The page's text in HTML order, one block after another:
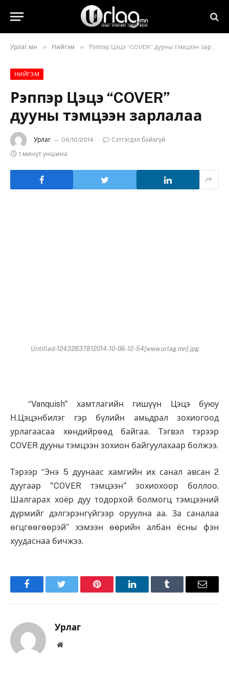
Урлаг.мн » Нийгэм » Рэппэр Цэцэ “COVER” дууны тэмцээн зарлалаа
НИЙГЭМ
Рэппэр Цэцэ “COVER”
дууны тэмцээн зарлалаа
Урлаг 06/10/2014
Сэтгэгдэл байхгүй
1 минут уншина
Untitled-12432837812014-10-06-12-54[www.urlag.mn].jpg
“Vanquish" хамтлагийн гишүүн Цэцэ буюу
Н.Цэцэнбилэг гэр бүлийн амьдрал зохиогоод
урлагаасаа хөндийрөөд байгаа. Тэгвэл тэрээр
COVER дууны тэмцээн зохион байгуулахаар болжээ.
Тэрээр “Энэ 5 дуунаас хамгийн их санал авсан 2
дуугаар "COVER тэмцээн" зохиохоор боллоо.
Шалгараx хоёр дуу тодорхой болмогц тэмцээний
дүрмийг дэлгэрэнгүйгээр оруулна аа. За саналаа
өгцгөөгөөрэй” хэмээн өөрийн албан ёсны фэн
хуудаснаа бичжээ.
FacebookTwitter Pinterest LinkedInTumblr Имэйл
Урлаг
Вэбсайт